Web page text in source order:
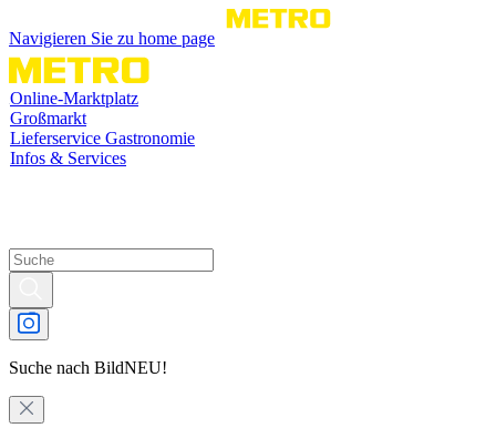
Navigieren Sie zu home page
Online-Marktplatz
Großmarkt
Lieferservice Gastronomie
Infos & Services
Suche nach BildNEU!